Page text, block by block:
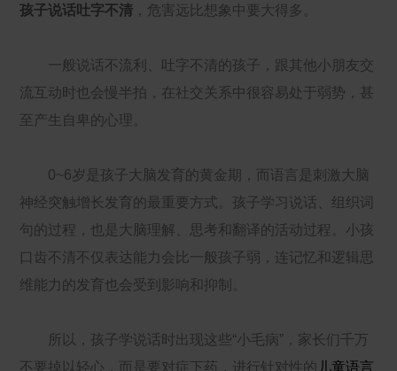
孩子说话吐字不清 ，危害远比想象中要大得多。
一般说话不流利、吐字不清的孩子，跟其他小朋友交
流互动时也会慢半拍，在社交关系中很容易处于弱势，甚
至产生自卑的心理。
0~6岁是孩子大脑发育的黄金期，而语言是刺激大脑
神经突触增长发育的最重要方式。孩子学习说话、组织词
句的过程，也是大脑理解、思考和翻译的活动过程。小孩
口齿不清不仅表达能力会比一般孩子弱，连记忆和逻辑思
维能力的发育也会受到影响和抑制。
所以，孩子学说话时出现这些“小毛病”，家长们千万
不要掉以轻心，而是要对症下药，进行针对性的 儿童语言